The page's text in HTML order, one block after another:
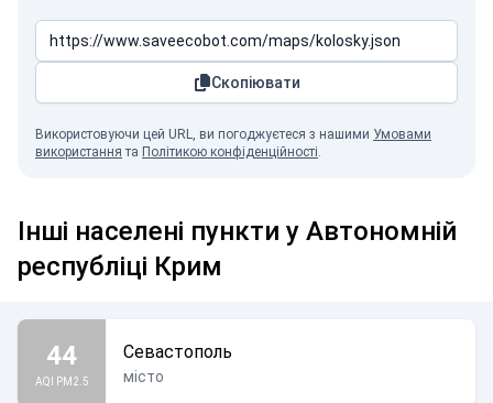
Крим – це Україна!
Скопіювати
Використовуючи цей URL, ви погоджуєтеся з нашими Умовами
використання та Політикою конфіденційності.
Інші населені пункти у Автономній
республіці Крим
44
AQI PM2.5
Севастополь
місто